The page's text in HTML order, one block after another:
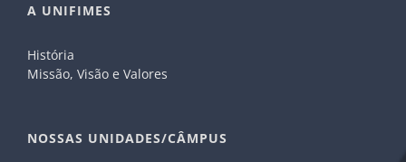
A UNIFIMES
História
Missão, Visão e Valores
NOSSAS UNIDADES/CÂMPUS